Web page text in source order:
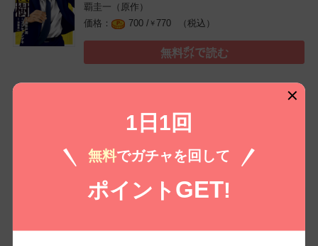
覇圭一（原作）
700 / ￥ 770 （税込）
無料㌽で読む
1日1回
無料でガチャを回して
ポイント GET!